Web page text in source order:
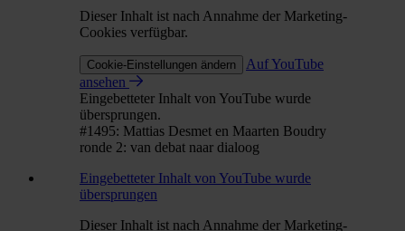
Dieser Inhalt ist nach Annahme der Marketing-
Cookies verfügbar.
Cookie-Einstellungen ändern
Auf YouTube
ansehen
Eingebetteter Inhalt von YouTube wurde
übersprungen.
#1495: Mattias Desmet en Maarten Boudry
ronde 2: van debat naar dialoog
Eingebetteter Inhalt von YouTube wurde
übersprungen
Dieser Inhalt ist nach Annahme der Marketing-